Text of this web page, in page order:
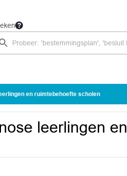
en ruimtebehoefte scholen
leerlingen en